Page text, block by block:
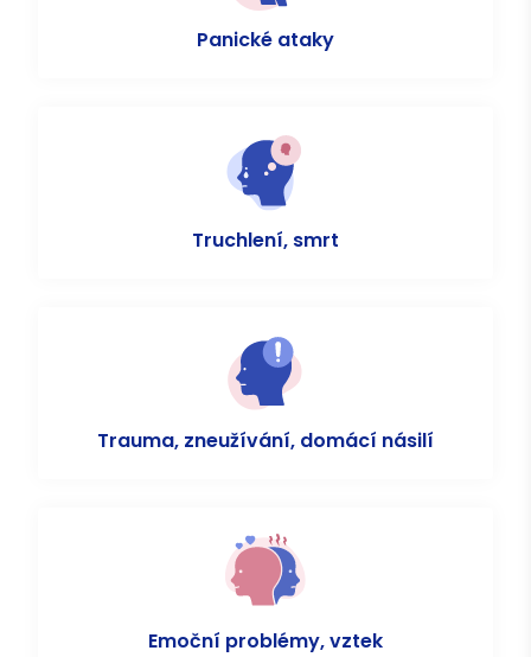
Panické ataky
Truchlení, smrt
Trauma, zneužívání, domácí násilí
Emoční problémy, vztek